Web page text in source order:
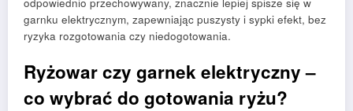
garnku elektrycznym, zapewniając puszysty i sypki efekt, bez
ryzyka rozgotowania czy niedogotowania.
Ryżowar czy garnek elektryczny –
co wybrać do gotowania ryżu?